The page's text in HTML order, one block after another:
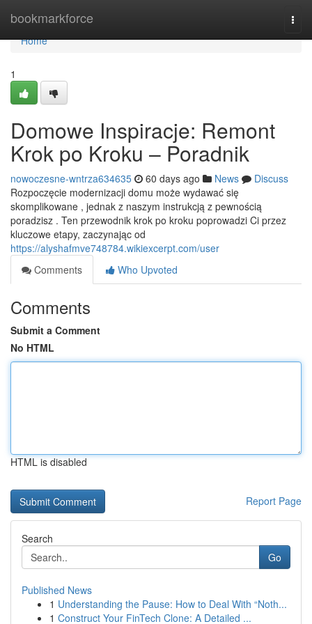
bookmarkforce
Home
Home
1
Domowe Inspiracje: Remont
Krok po Kroku – Poradnik
nowoczesne-wntrza634635 60 days ago News
Discuss
Rozpoczęcie modernizacji domu może wydawać się
skomplikowane , jednak z naszym instrukcją z pewnością
poradzisz . Ten przewodnik krok po kroku poprowadzi Ci przez
kluczowe etapy, zaczynając od
https://alyshafmve748784.wikiexcerpt.com/user
Comments
Who Upvoted
Comments
Submit a Comment
No HTML
HTML is disabled
Report Page
Search
Go
Published News
1 Understanding the Pause: How to Deal With “Noth...
1 Construct Your FinTech Clone: A Detailed ...